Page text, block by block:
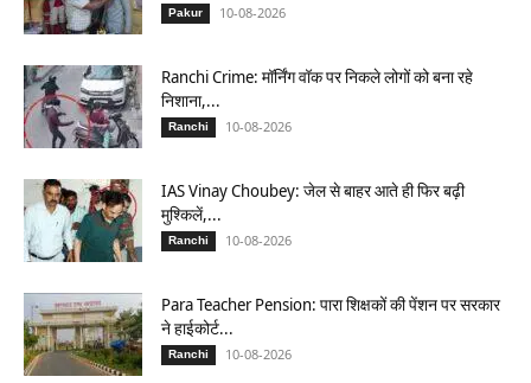
Pakur 10-08-2026
Ranchi Crime: मॉर्निंग वॉक पर निकले लोगों को बना रहे
निशाना,...
Ranchi 10-08-2026
IAS Vinay Choubey: जेल से बाहर आते ही फिर बढ़ी
मुश्किलें,...
Ranchi 10-08-2026
Para Teacher Pension: पारा शिक्षकों की पेंशन पर सरकार
ने हाईकोर्ट...
Ranchi 10-08-2026